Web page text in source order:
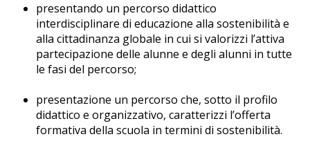
presentando un percorso didattico
interdisciplinare di educazione alla sostenibilità e
alla cittadinanza globale in cui si valorizzi l’attiva
partecipazione delle alunne e degli alunni in tutte
le fasi del percorso;
presentazione un percorso che, sotto il profilo
didattico e organizzativo, caratterizzi l’offerta
formativa della scuola in termini di sostenibilità.